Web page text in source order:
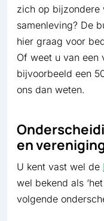
zich op bijzondere
samenleving? De
hier graag voor
Of weet u van een
bijvoorbeeld een
ons dan weten.
en
U kent vast wel de
wel bekend als
volgende